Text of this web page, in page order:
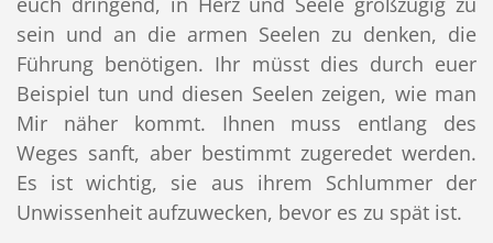
sein und an die armen Seelen zu denken, die
Führung benötigen. Ihr müsst dies durch euer
Beispiel tun und diesen Seelen zeigen, wie man
Mir näher kommt. Ihnen muss entlang des
Weges sanft, aber bestimmt zugeredet werden.
Es ist wichtig, sie aus ihrem Schlummer der
Unwissenheit aufzuwecken, bevor es zu spät ist.